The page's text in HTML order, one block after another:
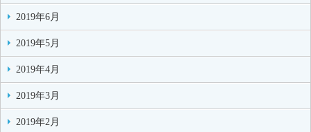
2019年6月
2019年5月
2019年4月
2019年3月
2019年2月